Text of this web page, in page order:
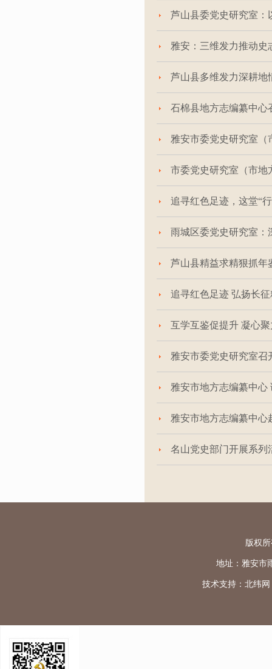
芦山县委党史研究室：
雅安：三维发力推动史
芦山县多维发力深耕地
石棉县地方志编纂中心
雅安市委党史研究室（
市委党史研究室（市地
追寻红色足迹，这堂“
雨城区委党史研究室：
芦山县精益求精狠抓年
追寻红色足迹 弘扬长
互学互鉴促提升 凝心
雅安市委党史研究室召
雅安市地方志编纂中心
雅安市地方志编纂中心
名山党史部门开展系列
版权
地址：雅安市
技术支持： 北纬网